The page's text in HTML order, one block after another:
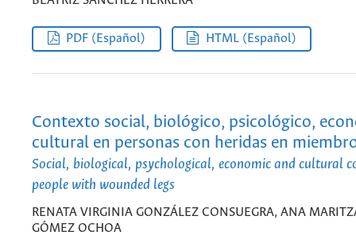
PDF (Español) HTML (Español)
Contexto social, biológico, psicológico,
cultural en personas con heridas en
Social, biological, psychological, economic and cultural
people with wounded legs
RENATA VIRGINIA GONZÁLEZ CONSUEGRA, ANA
GÓMEZ OCHOA